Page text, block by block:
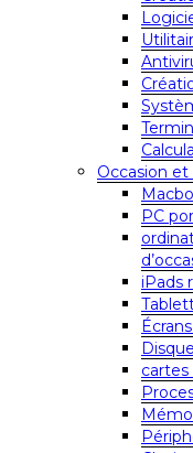
Occasion
PC
iPads
Écrans
cartes